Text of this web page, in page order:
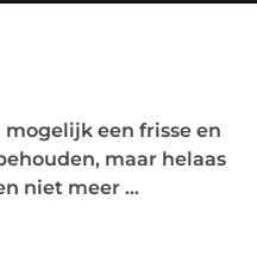
een frisse en
maar helaas
niet meer ...